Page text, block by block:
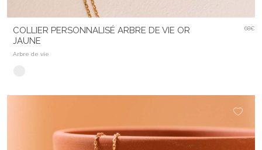
COLLIER PERSONNALISÉ ARBRE DE VIE OR
JAUNE
Arbre de vie
68€